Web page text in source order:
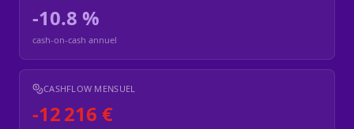
-10.8 %
cash-on-cash annuel
CASHFLOW MENSUEL
-12 216 €